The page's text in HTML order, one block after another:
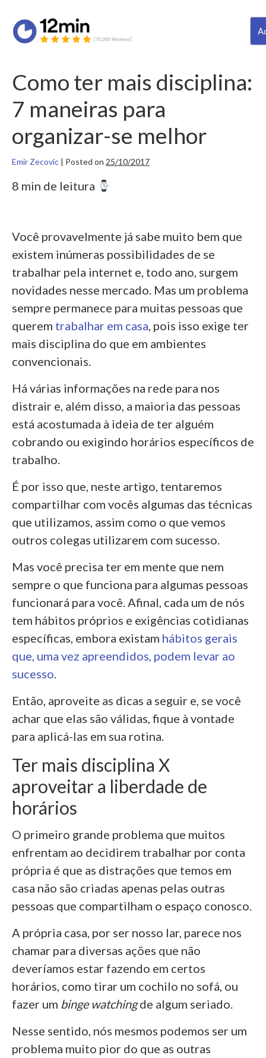
Como ter mais disciplina:
7 maneiras para
organizar-se melhor
Emir Zecovic | Posted on 25/10/2017
8 min de leitura
Você provavelmente já sabe muito bem que
existem inúmeras possibilidades de se
trabalhar pela internet e, todo ano, surgem
novidades nesse mercado. Mas um problema
sempre permanece para muitas pessoas que
querem trabalhar em casa, pois isso exige ter
mais disciplina do que em ambientes
convencionais.
Há várias informações na rede para nos
distrair e, além disso, a maioria das pessoas
está acostumada à ideia de ter alguém
cobrando ou exigindo horários específicos de
trabalho.
É por isso que, neste artigo, tentaremos
compartilhar com vocês algumas das técnicas
que utilizamos, assim como o que vemos
outros colegas utilizarem com sucesso.
Mas você precisa ter em mente que nem
sempre o que funciona para algumas pessoas
funcionará para você. Afinal, cada um de nós
tem hábitos próprios e exigências cotidianas
específicas, embora existam hábitos gerais
que, uma vez apreendidos, podem levar ao
sucesso.
Então, aproveite as dicas a seguir e, se você
achar que elas são válidas, fique à vontade
para aplicá-las em sua rotina.
Ter mais disciplina X
aproveitar a liberdade de
horários
O primeiro grande problema que muitos
enfrentam ao decidirem trabalhar por conta
própria é que as distrações que temos em
casa não são criadas apenas pelas outras
pessoas que compartilham o espaço conosco.
A própria casa, por ser nosso lar, parece nos
chamar para diversas ações que não
deveríamos estar fazendo em certos
horários, como tirar um cochilo no sofá, ou
fazer um binge watchingde algum seriado.
Nesse sentido, nós mesmos podemos ser um
problema muito pior do que as outras